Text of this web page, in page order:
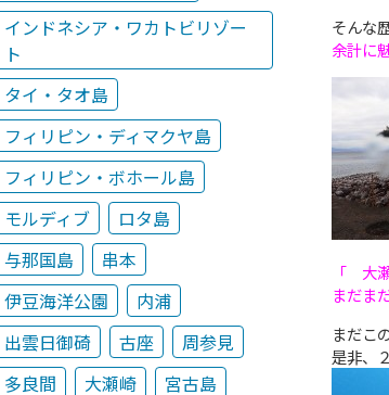
そんな
余計に
「 大
まだま
まだこ
是非、
インドネシア・ワカトビリゾー
ト
タイ・タオ島
フィリピン・ディマクヤ島
フィリピン・ボホール島
モルディブ
ロタ島
与那国島
串本
伊豆海洋公園
内浦
出雲日御碕
古座
周参見
多良間
大瀬崎
宮古島